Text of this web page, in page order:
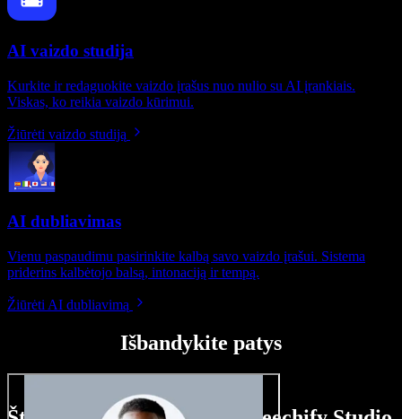
AI vaizdo studija
Kurkite ir redaguokite vaizdo įrašus nuo nulio su AI įrankiais.
Viskas, ko reikia vaizdo kūrimui.
Žiūrėti vaizdo studiją
AI dubliavimas
Vienu paspaudimu pasirinkite kalbą savo vaizdo įrašui. Sistema
priderins kalbėtojo balsą, intonaciją ir tempą.
Žiūrėti AI dubliavimą
Išbandykite patys